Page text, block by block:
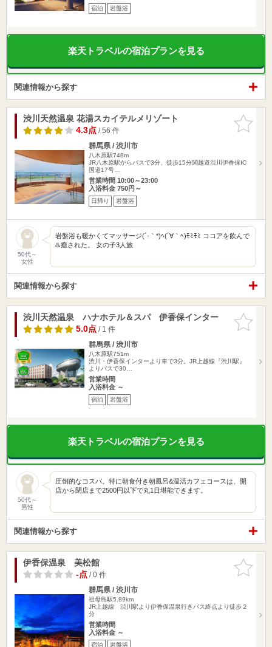
宿泊 岩盤浴
楽天トラベルの宿泊プランを見る
関連情報から探す
お気に入
りに追加
渋川天然温泉 花湯スカイテルメリゾート
4.3点/ 56 件
群馬県 / 渋川市
八木原駅748m
JR八木原駅からバスで3分、徒歩15分関越道渋川伊香保IC
国道17号…
営業時間 10:00～23:00
入浴料金 750円～
日帰り 岩盤浴
50代～
女性
岩盤浴も暖かくてマッサージ(´-｀*)ﾍ(´∀｀ﾍ)ﾓﾐﾓﾐ ココアを飲んで
♨️癒された。 女の子3人旅
関連情報から探す
お気に入
りに追加
渋川天然温泉 ハナホテル＆スパ 伊香保インター
5.0点/ 1 件
群馬県 / 渋川市
八木原駅751m
渋川・伊香保インターより車で3分。JR上越線『渋川駅』
よりバスで30…
営業時間
入浴料金 ～
宿泊 岩盤浴
楽天トラベルの宿泊プランを見る
50代～
男性
圧倒的なコスパ。特に朝食付き朝風呂&温活カフェコースは、開
店から閉店まで2500円以下で丸1日堪能できます。
関連情報から探す
お気に入
りに追加
伊香保温泉 美松館
-点/ 0 件
群馬県 / 渋川市
祖母島駅5.89km
JR上越線 渋川駅より伊香保温泉行きバス終点より徒歩２
分
営業時間
入浴料金 ～
宿泊 岩盤浴